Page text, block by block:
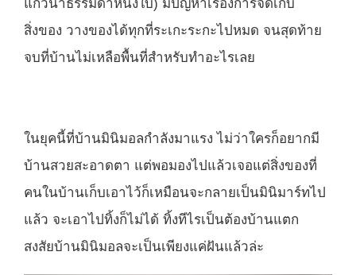
แก้วน้ำธรรมดาหนึ่งใบ) มีปัญหาเรื่องการจัดเก็บ
สิ่งของ วางของได้ทุกที่ระเกะระกะไปหมด จนสุดท้าย
จบที่บ้านไม่เหลือพื้นที่สำหรับทำอะไรเลย
ในยุคนี้ที่บ้านมินิมอลกำลังมาแรง ไม่ว่าใครก็อยากมี
บ้านสวยสะอาดตา แต่พอมองไปแล้วเจอแต่สิ่งของที่
คนในบ้านเก็บเอาไว้ก็เหมือนจะกลายเป็นมินิมาร์ทไป
แล้ว จะเอาไปทิ้งก็ไม่ได้ ทิ้งทีไรเป็นต้องบ้านแตก
สงสัยบ้านมินิมอลจะเป็นเพียงแค่ฝันแล้วล่ะ